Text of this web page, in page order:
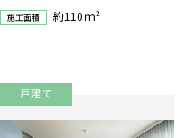
施工面積 約110ｍ²
戸建て